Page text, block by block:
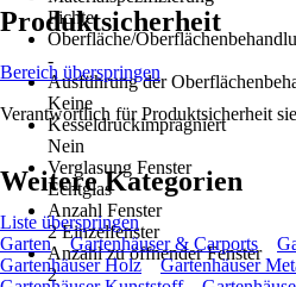
Fichte
Oberfläche/
-
Ausführung der
Keine
Kesseldruckimprägniert
Nein
Verglasung Fenster
Echtglas
Anzahl Fenster
2 Einzelfenster
Anzahl zu öffnender Fenster
2
Produktsicherheit
Bereich überspringen
Verantwortlich für Produktsicherheit
Weitere Kategorien
Liste überspringen
Garten
Gartenhäuser & Carports
Gartenhäuser Holz
Gartenhäuser